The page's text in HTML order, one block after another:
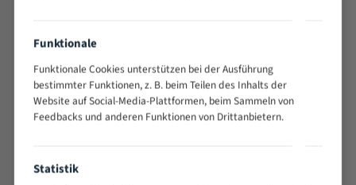
Montage und Wechsel des Sägebandes ausschließlich bei
ausgeschalteter und vom Netz getrennter Maschine
durchführen.
Beim Betrieb Schutzbrille und Gehörschutz tragen; keine
lose Kleidung, Schmuck oder Handschuhe im Bereich des
Bandsägemaschinen und im angegebenen Maß- bzw.
Funktionale
Funktionale Cookies unterstützen bei der Ausführung
bestimmter Funktionen, z. B. beim Teilen des Inhalts der
Website auf Social-Media-Plattformen, beim Sammeln von
Feedbacks und anderen Funktionen von Drittanbietern.
Statistik